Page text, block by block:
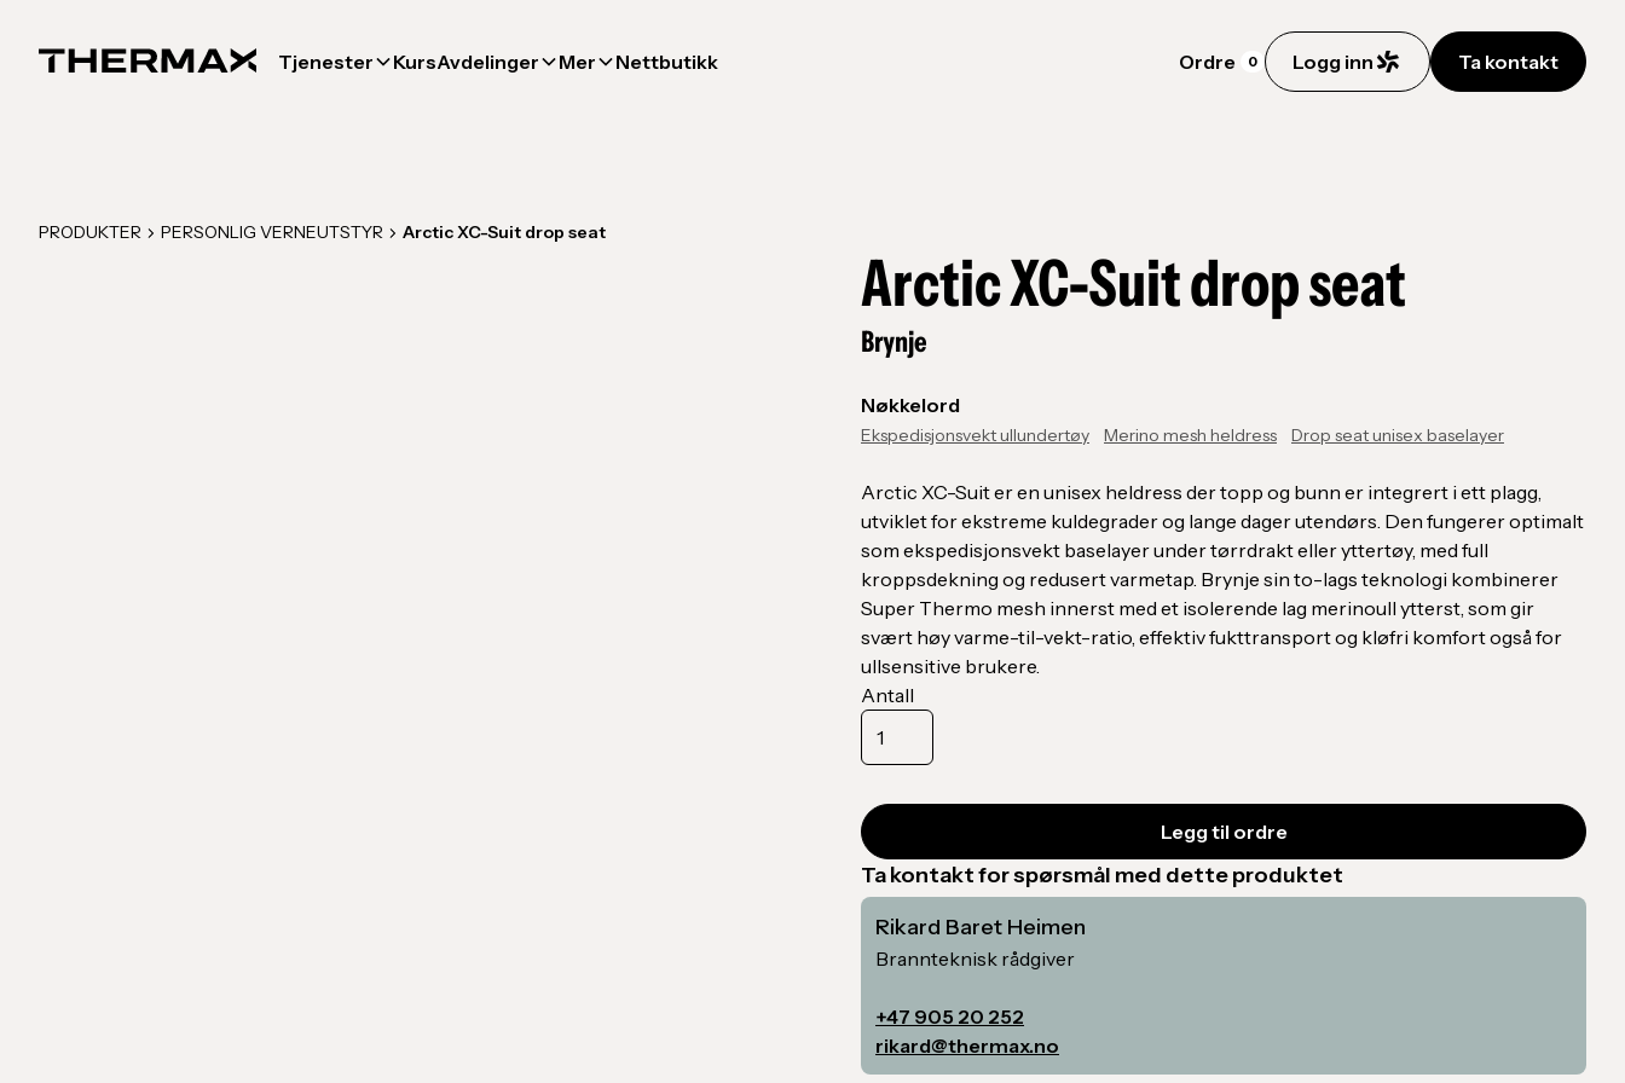
Tjenester KursAvdelinger Mer Nettbutikk Ordre 0 Logg inn Ta kontakt
PRODUKTER PERSONLIG VERNEUTSTYR Arctic XC-Suit drop seat
Arctic XC-Suit drop seat
Brynje
Nøkkelord
Ekspedisjonsvekt ullundertøy Merino mesh heldress Drop seat unisex baselayer
Arctic XC-Suit er en unisex heldress der topp og bunn er integrert i ett plagg,
utviklet for ekstreme kuldegrader og lange dager utendørs. Den fungerer optimalt
som ekspedisjonsvekt baselayer under tørrdrakt eller yttertøy, med full
kroppsdekning og redusert varmetap. Brynje sin to-lags teknologi kombinerer
Super Thermo mesh innerst med et isolerende lag merinoull ytterst, som gir
svært høy varme-til-vekt-ratio, effektiv fukttransport og kløfri komfort også for
ullsensitive brukere.
Antall
Ta kontakt for spørsmål med dette produktet
Rikard Baret Heimen
Brannteknisk rådgiver
+47 905 20 252
rikard@thermax.no